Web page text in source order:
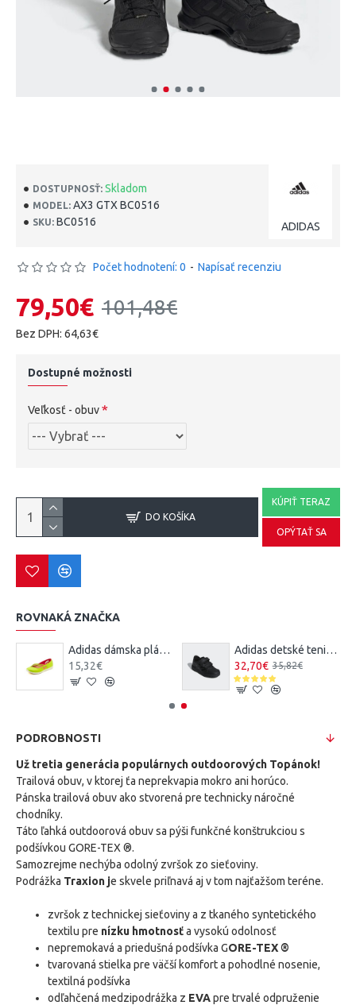
DOSTUPNOSŤ: Skladom
MODEL: AX3 GTX BC0516
SKU: BC0516 ADIDAS
Počet hodnotení: 0 - Napísať recenziu
101,48€
79,50€
Bez DPH: 64,63€
Dostupné možnosti
Veľkosť - obuv
DO KOŠÍKA
KÚPIŤ TERAZ
OPÝTAŤ SA
ROVNAKÁ ZNAČKA
Adidas dámska plážová obuv QT Comfort
15,32€
Adidas detské tenisky Altasport CF K
32,70€ 35,82€
PODROBNOSTI
Už tretia generácia populárnych outdoorových Topánok!
Trailová obuv, v ktorej ťa neprekvapia mokro ani horúco.
Pánska trailová obuv ako stvorená pre technicky náročné
chodníky.
Táto ľahká outdoorová obuv sa pýši funkčné konštrukciou s
podšívkou GORE-TEX ®.
Samozrejme nechýba odolný zvršok zo sieťoviny.
Podrážka Traxion je skvele priľnavá aj v tom najťažšom teréne.
zvršok z technickej sieťoviny a z tkaného syntetického
textilu pre nízku hmotnosťa vysokú odolnosť
nepremokavá a priedušná podšívka GORE-TEX ®
tvarovaná stielka pre väčší komfort a pohodlné nosenie,
textilná podšívka
odľahčená medzipodrážka z EVApre trvalé odpruženie